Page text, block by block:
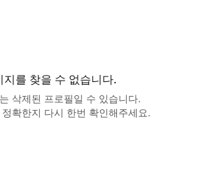
지를 찾을 수 없습니다.
삭제된 프로필일 수 있습니다.
확한지 다시 한번 확인해주세요.